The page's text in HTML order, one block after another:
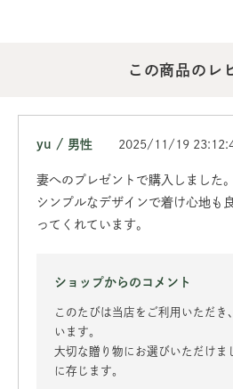
この商品のレ
yu / 男性 2025/11/19
妻へのプレゼントで購入しました。
シンプルなデザインで着け心地も
ってくれています。
ショップからのコメント
このたびは当店をご利用いただき
います。
大切な贈り物にお選びいただけま
に存じます。